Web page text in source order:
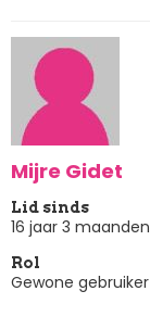
Mijre Gidet
Lid sinds
16 jaar 3 maanden
Rol
Gewone gebruiker